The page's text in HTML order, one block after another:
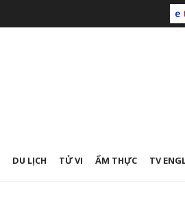
e
DU LỊCH TỬ VI ẨM THỰC TV